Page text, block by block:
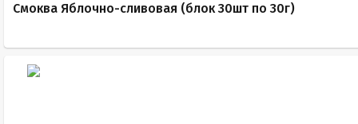
Смоква Яблочно-сливовая (блок 30шт по 30г)